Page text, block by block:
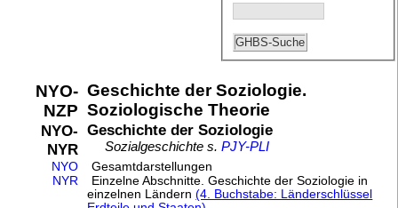
NYO-
NZP
Geschichte der Soziologie.
Soziologische Theorie
NYO-
NYR
Geschichte der Soziologie
Sozialgeschichte s.PJY-PLI
NYO
Gesamtdarstellungen
NYR
Einzelne Abschnitte. Geschichte der Soziologie in
einzelnen Ländern(4. Buchstabe: Länderschlüssel